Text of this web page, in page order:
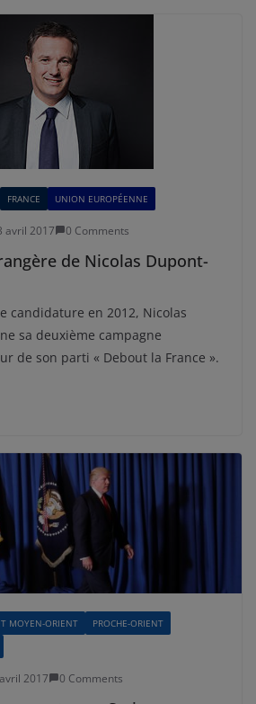
FRANCE UNION EUROPÉENNE
avril 2017 0 Comments
de Nicolas Dupont-
candidature en 2012, Nicolas
sa deuxième campagne
de son parti « Debout la France ».
MOYEN-ORIENT
PROCHE-ORIENT
2017 0 Comments